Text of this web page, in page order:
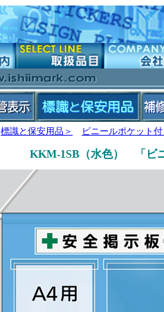
標識と保安用品＞ ビニールポケット
KKM-1SB（水色） 「ビ